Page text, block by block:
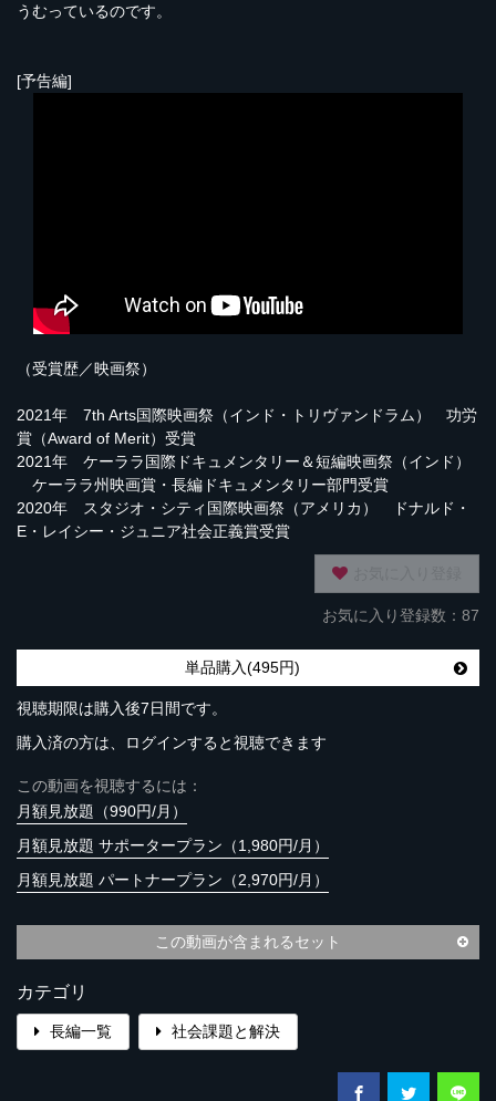
うむっているのです。
[予告編]
（受賞歴／映画祭）
2021年 7th Arts国際映画祭（インド・トリヴァンドラム） 功労
賞（Award of Merit）受賞
2021年 ケーララ国際ドキュメンタリー＆短編映画祭（インド）
ケーララ州映画賞・長編ドキュメンタリー部門受賞
2020年 スタジオ・シティ国際映画祭（アメリカ） ドナルド・
E・レイシー・ジュニア社会正義賞受賞
お気に入り登録数：87
単品購入(495円)
視聴期限は購入後7日間です。
購入済の方は、ログインすると視聴できます
この動画を視聴するには：
月額見放題（990円/月）
月額見放題 サポータープラン（1,980円/月）
月額見放題 パートナープラン（2,970円/月）
この動画が含まれるセット
カテゴリ
長編一覧 社会課題と解決